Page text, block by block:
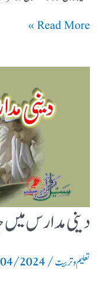
Read More »
دینی مدارس
تعلیم و تربیت/
2024